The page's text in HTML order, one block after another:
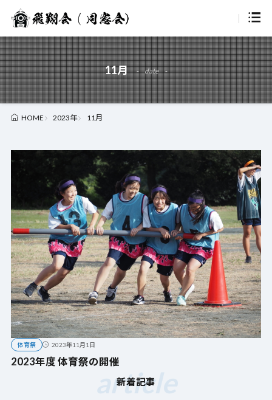
11月 date
HOME 2023年 11月
体育祭 2023年11月1日
2023年度 体育祭の開催
新着記事
article